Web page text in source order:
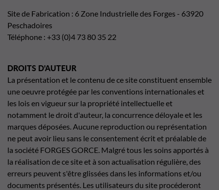
Site de Fabrication : 6 Zone Industrielle des Forges - 63920
Peschadoires
Téléphone : +33 (0)4 73 80 35 22
DROITS D'AUTEUR
La présentation et le contenu de ce site constituent ensemble
une oeuvre protégée par les conventions internationales et
les lois en vigueur sur la propriété intellectuelle et
notamment le droit d'auteur, la concurrence déloyale et les
marques déposées. Aucune reproduction ou représentation
ne peut avoir lieu sans le consentement écrit et préalable de
la société FORGES GORCE. Malgré tous les soins apportés à
la réalisation de ce site et à son actualisation régulière, des
erreurs peuvent s'être glissées dans les informations et/ou
documents présentés. Les utilisateurs du site procéderont